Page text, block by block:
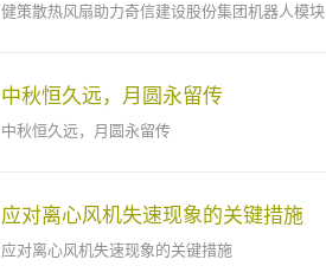
健策散热风扇助力奇信建设股份集团机器人模块
中秋恒久远，月圆永留传
中秋恒久远，月圆永留传
应对离心风机失速现象的关键措施
应对离心风机失速现象的关键措施